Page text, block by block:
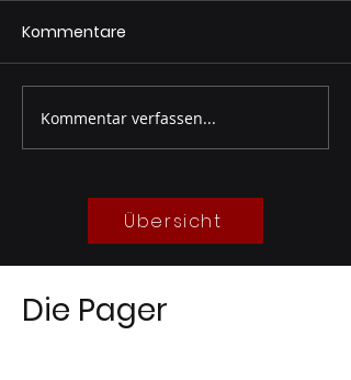
Technische
Leistungsprüfung Silber
Kommentare
Kommentar verfassen...
Übersicht
Die Pager